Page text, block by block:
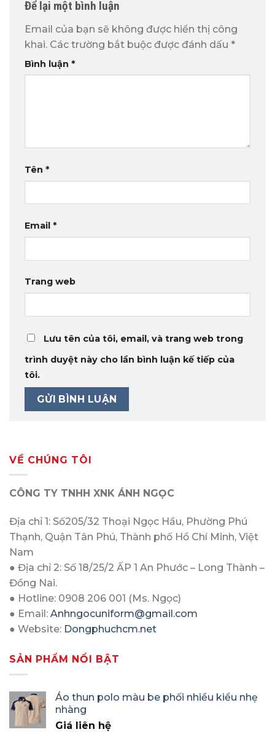
Để lại một bình luận
Email của bạn sẽ không được hiển thị công
khai. Các trường bắt buộc được đánh dấu *
Bình luận *
Tên *
Email *
Trang web
Lưu tên của tôi, email, và trang web trong
trình duyệt này cho lần bình luận kế tiếp của
tôi.
VỀ CHÚNG TÔI
CÔNG TY TNHH XNK ÁNH NGỌC
Địa chỉ 1: Số205/32 Thoại Ngọc Hầu, Phường Phú
Thạnh, Quận Tân Phú, Thành phố Hồ Chí Minh, Việt
Nam
● Địa chỉ 2: Số 18/25/2 ẤP 1 An Phước – Long Thành –
Đồng Nai.
● Hotline: 0908 206 001 (Ms. Ngọc)
● Email: Anhngocuniform@gmail.com
● Website: Dongphuchcm.net
SẢN PHẨM NỔI BẬT
Áo thun polo màu be phối nhiều kiểu nhẹ
nhàng
Giá liên hệ